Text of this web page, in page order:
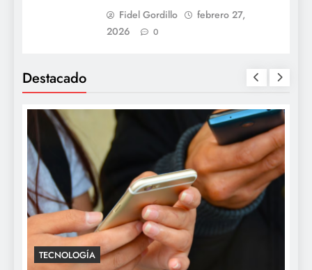
Fidel Gordillo
febrero 27,
2026
0
Destacado
TECNOLOGÍA